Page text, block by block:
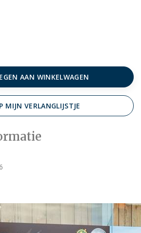
AAN WINKELWAGEN
MIJN VERLANGLIJSTJE